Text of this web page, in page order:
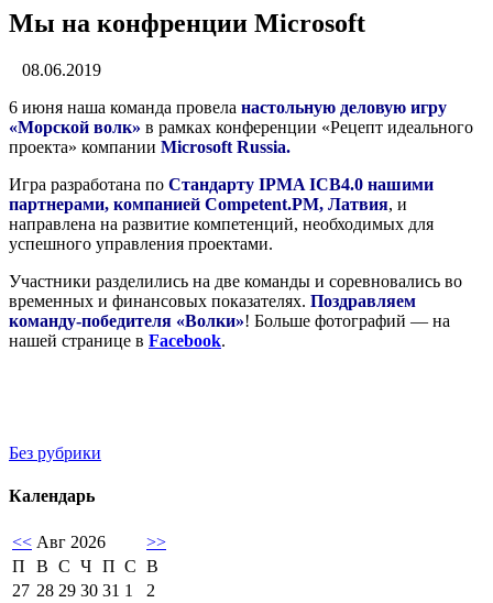
Мы на конфренции Microsoft
08.06.2019
6 июня наша команда провела настольную деловую игру
«Морской волк» в рамках конференции «Рецепт идеального
проекта» компании Microsoft Russia.
Игра разработана по Стандарту IPMA ICB4.0 нашими
партнерами, компанией Competent.PM, Латвия, и
направлена на развитие компетенций, необходимых для
успешного управления проектами.
Участники разделились на две команды и соревновались во
временных и финансовых показателях. Поздравляем
команду-победителя «Волки»! Больше фотографий — на
нашей странице в Facebook.
Без рубрики
Календарь
<< Авг 2026
>>
П
В С Ч П С В
27 28 29 30 31 1
2